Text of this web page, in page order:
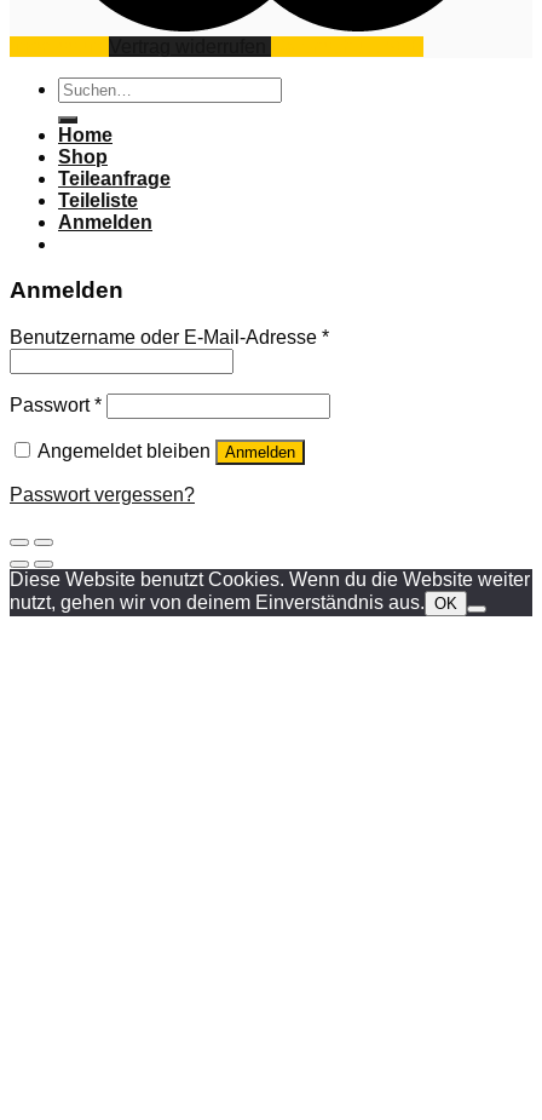
Suchen
nach:
Home
Shop
Teileanfrage
Teileliste
Anmelden
Anmelden
Benutzername oder E-Mail-Adresse *
Passwort*
Angemeldet bleiben Anmelden
Passwort vergessen?
Diese Website benutzt Cookies. Wenn du die Website weiter
nutzt, gehen wir von deinem Einverständnis aus. OK